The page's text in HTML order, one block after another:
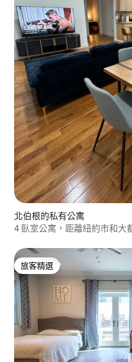
北伯根的私有公寓
4 臥室公寓，距離紐約市和大
旅客精選
旅客精選